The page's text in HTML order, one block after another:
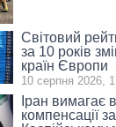
Світовий
за 10 років
країн Європи
10 серпня 2026,
Іран вимагає
компенсації